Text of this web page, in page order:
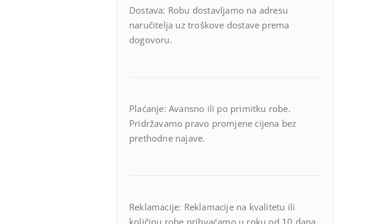
Dostava: Robu dostavljamo na adresu
naručitelja uz troškove dostave prema
dogovoru.
Plaćanje: Avansno ili po primitku robe.
Pridržavamo pravo promjene cijena bez
prethodne najave.
Reklamacije: Reklamacije na kvalitetu ili
količinu robe prihvaćamo u roku od 10 dana